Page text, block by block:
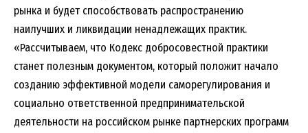
рынка и будет способствовать распространению
наилучших и ликвидации ненадлежащих практик.
«Рассчитываем, что Кодекс добросовестной практики
станет полезным документом, который положит начало
созданию эффективной модели саморегулирования и
социально ответственной предпринимательской
деятельности на российском рынке партнерских программ